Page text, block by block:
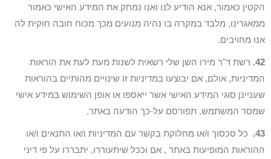
הקטין כאמור, אנא הודיע לנו ואנו נמחק את המידע האישי כאמור
ממאגרינו, מלבד במקרה בו נהיה מנועים מכך מכוח חובה חוקית לה
אנו מחויבים.
42. רשת ד"ר מירו השן שלי רשאית לשנות מעת לעת את הוראות
המדיניות, אולם, אם יבוצעו במדיניות זו שינויים מהותיים בהוראות
שעניינן סוגי המידע האישי אשר ייאספו או אופן השימוש במידע אישי
שמסר המשתמש, תפורסם על-כך הודעה באתר.
43.
כל סכסוך ו/או מחלוקת בקשר עם המדיניות ו/או התנאים ו/או
ההוראות המופיעות באתר , אם וככל שיתעוררו, יתבררו על פי דיני